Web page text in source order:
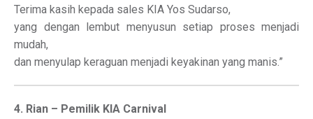
Terima kasih kepada sales KIA Yos Sudarso,
yang dengan lembut menyusun setiap proses menjadi
mudah,
dan menyulap keraguan menjadi keyakinan yang manis.”
4. Rian – Pemilik KIA Carnival